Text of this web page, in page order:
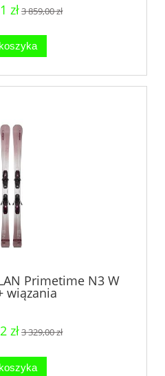
zł3 859,00 zł
Primetime N3 W
wiązania
zł3 329,00 zł